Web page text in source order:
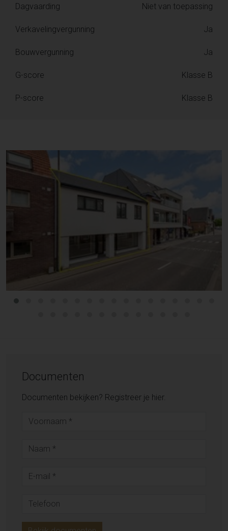
Dagvaarding Niet van toepassing
Verkavelingvergunning Ja
Bouwvergunning Ja
G-score Klasse B
P-score Klasse B
Documenten
Documenten bekijken? Registreer je hier.